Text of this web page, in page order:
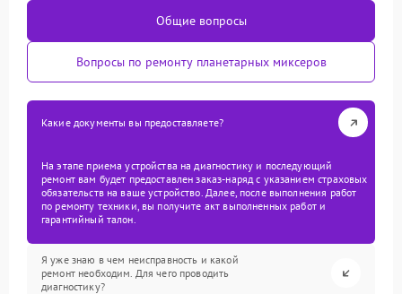
Общие вопросы
Вопросы по ремонту планетарных миксеров
Какие документы вы предоставляете?
На этапе приема устройства на диагностику и последующий
ремонт вам будет предоставлен заказ-наряд с указанием страховых
обязательств на ваше устройство. Далее, после выполнения работ
по ремонту техники, вы получите акт выполненных работ и
гарантийный талон.
Я уже знаю в чем неисправность и какой
ремонт необходим. Для чего проводить
диагностику?